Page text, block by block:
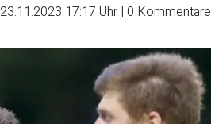
23.11.2023 17:17 Uhr | 0 Kommentare